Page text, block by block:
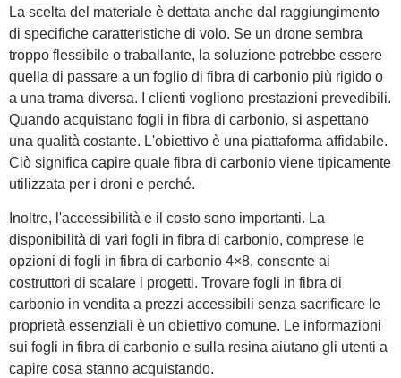
La scelta del materiale è dettata anche dal raggiungimento
di specifiche caratteristiche di volo. Se un drone sembra
troppo flessibile o traballante, la soluzione potrebbe essere
quella di passare a un foglio di fibra di carbonio più rigido o
a una trama diversa. I clienti vogliono prestazioni prevedibili.
Quando acquistano fogli in fibra di carbonio, si aspettano
una qualità costante. L'obiettivo è una piattaforma affidabile.
Ciò significa capire quale fibra di carbonio viene tipicamente
utilizzata per i droni e perché.
Inoltre, l'accessibilità e il costo sono importanti. La
disponibilità di vari fogli in fibra di carbonio, comprese le
opzioni di fogli in fibra di carbonio 4×8, consente ai
costruttori di scalare i progetti. Trovare fogli in fibra di
carbonio in vendita a prezzi accessibili senza sacrificare le
proprietà essenziali è un obiettivo comune. Le informazioni
sui fogli in fibra di carbonio e sulla resina aiutano gli utenti a
capire cosa stanno acquistando.